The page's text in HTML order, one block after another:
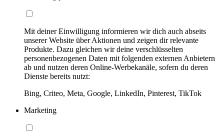
Mit deiner Einwilligung informieren wir dich auch abseits
unserer Website über Aktionen und zeigen dir relevante
Produkte. Dazu gleichen wir deine verschlüsselten
personenbezogenen Daten mit folgenden externen Anbietern
ab und nutzen deren Online-Werbekanäle, sofern du deren
Dienste bereits nutzt:
Bing, Criteo, Meta, Google, LinkedIn, Pinterest, TikTok
Marketing